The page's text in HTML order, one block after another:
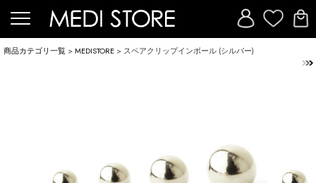
商品カテゴリ一覧 >MEDISTORE > スペアクリップインボール (シルバー)